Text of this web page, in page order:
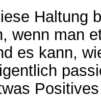
Haltung
wenn man
es kann,